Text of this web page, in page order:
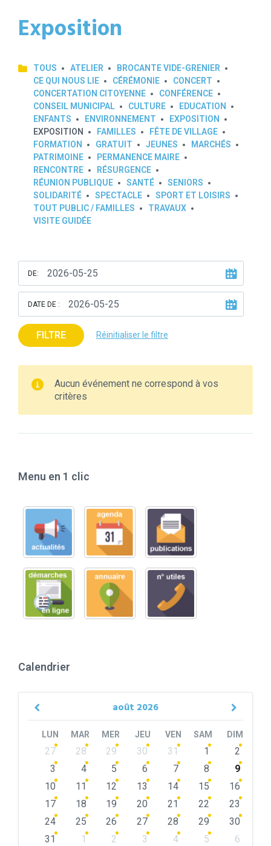
Exposition
TOUS ATELIER
BROCANTE VIDE-GRENIER
CE QUI NOUS LIE
CÉRÉMONIE
CONCERT
CONCERTATION CITOYENNE
CONFÉRENCE
CONSEIL MUNICIPAL
CULTURE
EDUCATION
ENFANTS
ENVIRONNEMENT
EXPOSITION
EXPOSITION
FAMILLES
FÊTE DE VILLAGE
FORMATION
GRATUIT JEUNES
MARCHÉS
PATRIMOINE
PERMANENCE MAIRE
RENCONTRE
RÉSURGENCE
RÉUNION PUBLIQUE
SANTÉ
SENIORS
SOLIDARITÉ
SPECTACLE
SPORT ET LOISIRS
TOUT PUBLIC / FAMILLES
TRAVAUX
VISITE GUIDÉE
DE:
DATE DE :
FILTRE Réinitialiser le filtre
Aucun événement ne correspond à vos
critères
Menu en 1 clic
Calendrier
août 2026
Previous
LUN MAR MER JEU VEN SAM DIM
Skip
calendar
27 28 29 30 31 1
2
3
4 5 6 7 8
9
10
11 12 13 14 15
16
17
18 19 20 21 22
23
24
25 26 27 28 29
30
31
1 2 3 4 5
6